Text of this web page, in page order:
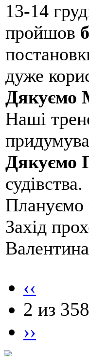
13-14
пройшов
дуже
Дякуємо
Наші
Дякуємо
судівства.
Плануємо
Захід
‹‹
2 из 358
››